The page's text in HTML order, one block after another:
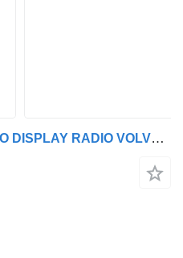
Autoradio Volvo PANNELLO DISPLAY RADIO VOLVO FH4 22041182 per trattore stradale